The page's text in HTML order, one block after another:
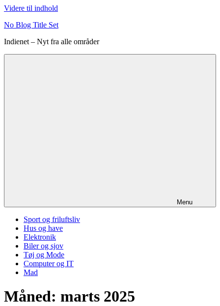
Videre til indhold
No Blog Title Set
Indienet – Nyt fra alle områder
Menu
Sport og friluftsliv
Hus og have
Elektronik
Biler og sjov
Tøj og Mode
Computer og IT
Mad
Måned: marts 2025